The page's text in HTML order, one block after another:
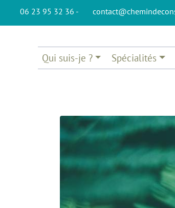
06 23 95 32 36 -
Qui suis-je ? Spécialités